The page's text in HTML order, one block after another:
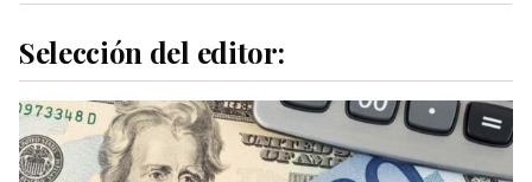
Selección del editor: